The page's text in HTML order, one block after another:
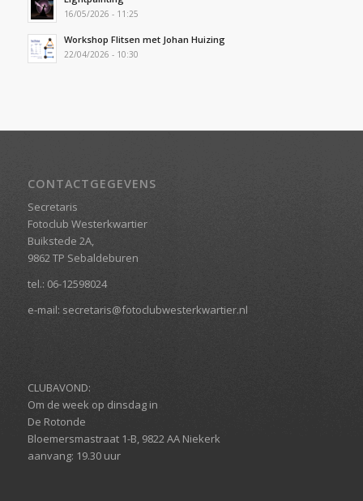
16/05/2026 - 11:25
Workshop Flitsen met Johan Huizing
22/04/2026 - 10:30
CONTACTGEGEVENS
Secretaris
Fotoclub Westerkwartier
Buikstede 2A,
9862 TP Sebaldeburen
tel.: 06-12598024
e-mail: secretaris@fotoclubwesterkwartier.nl
CLUBAVOND:
Om de week op dinsdag in
De Rotonde
Bloemersmastraat 1-B, 9822 AANiekerk
aanvang: 19.30 uur